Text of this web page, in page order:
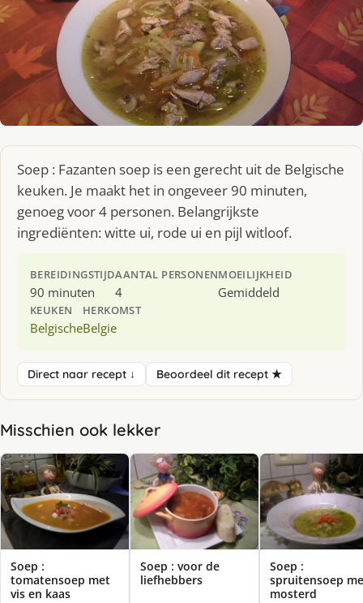
Soep : Fazanten soep is een gerecht uit de Belgische
keuken. Je maakt het in ongeveer 90 minuten,
genoeg voor 4 personen. Belangrijkste
ingrediënten: witte ui, rode ui en pijl witloof.
BEREIDINGSTIJD
90 minuten
AANTAL PERSONEN
4
MOEILIJKHEID
Gemiddeld
KEUKEN
Belgische
HERKOMST
Belgie
Direct naar recept ↓ Beoordeel dit recept ★
Misschien ook lekker
Soep :
tomatensoep met
vis en kaas
Soep : voor de
liefhebbers
Soep :
spruitensoep
mosterd